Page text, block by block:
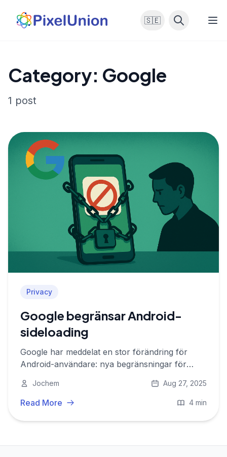
🇸🇪
Category: Google
1 post
Privacy
Google begränsar Android-
sideloading
Google har meddelat en stor förändring för
Android-användare: nya begränsningar för
Jochem Aug 27, 2025
Read More 4 min